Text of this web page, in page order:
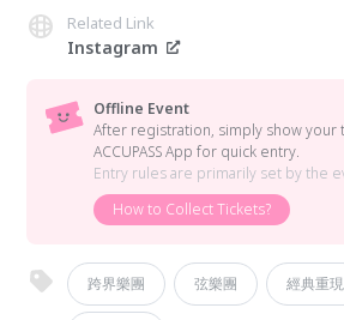
Related Link
Instagram
Offline Event
After registration, simply show your
ACCUPASS App for quick entry.
Entry rules are primarily set by the
How to Collect Tickets?
跨界樂團 弦樂團 經典重現